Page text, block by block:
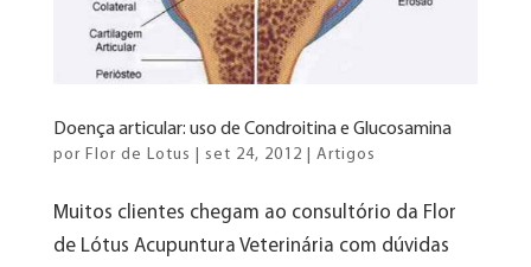
Doença articular: uso de Condroitina e Glucosamina
por Flor de Lotus set 24, 2012 Artigos
Muitos clientes chegam ao consultório da Flor
de Lótus Acupuntura Veterinária com dúvidas